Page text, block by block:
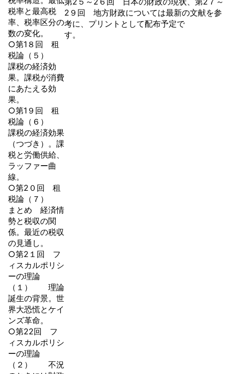
税率と最高税
率、税率区分の
数の変化。
○第1８回 租
税論（５）
課税の経済効
果。課税が消費
にあたえる効
果。
○第1９回 租
税論（６）
課税の経済効果
（つづき）。課
税と労働供給、
ラッファー曲
線。
○第2０回 租
税論（７）
まとめ 経済情
勢と税収の関
係。最近の税収
の見通し。
○第2１回 フ
ィスカルポリシ
ーの理論
（１） 理論
誕生の背景。世
界大恐慌とケイ
ンズ革命。
○第22回 フ
ィスカルポリシ
ーの理論
（２） 不況
2９回 地方財政については最新の文献を参
考に、プリントとして配布予定で
す。